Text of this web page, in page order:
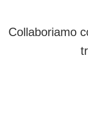
Collaboriamo